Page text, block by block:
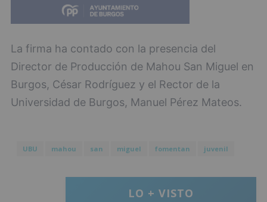
La firma ha contado con la presencia del
Director de Producción de Mahou San Miguel en
Burgos, César Rodríguez y el Rector de la
Universidad de Burgos, Manuel Pérez Mateos.
UBU mahou san miguel fomentan juvenil
LO + VISTO